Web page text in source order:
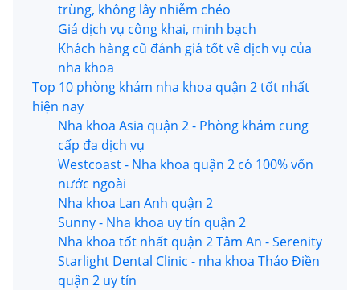
trùng, không lây nhiễm chéo
Giá dịch vụ công khai, minh bạch
Khách hàng cũ đánh giá tốt về dịch vụ của
nha khoa
Top 10 phòng khám nha khoa quận 2 tốt nhất
hiện nay
Nha khoa Asia quận 2 - Phòng khám cung
cấp đa dịch vụ
Westcoast - Nha khoa quận 2 có 100% vốn
nước ngoài
Nha khoa Lan Anh quận 2
Sunny - Nha khoa uy tín quận 2
Nha khoa tốt nhất quận 2 Tâm An - Serenity
Starlight Dental Clinic - nha khoa Thảo Điền
quận 2 uy tín